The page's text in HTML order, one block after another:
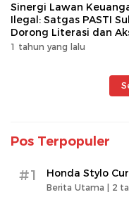
Sinergi Lawan
Ilegal: Satgas PASTI
Dorong Literasi dan
Kolektif Masyarakat
1 tahun yang lalu
Pos Terpopuler
#1 Honda Stylo
Berita Utama | 2